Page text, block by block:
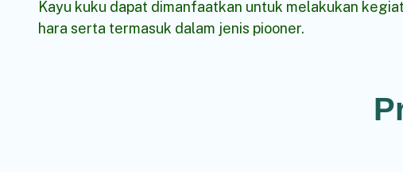
Kayu kuku dapat dimanfaatkan untuk melakukan
hara serta termasuk dalam jenis piooner.